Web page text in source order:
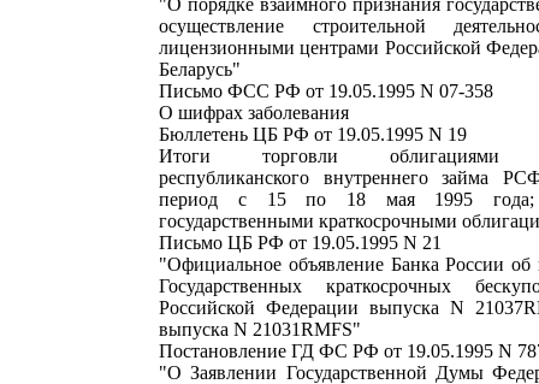
осуществление строительной
лицензионными центрами Российской
Беларусь"
Письмо ФСС РФ от 19.05.1995 N 07-358
О шифрах заболевания
Бюллетень ЦБ РФ от 19.05.1995 N 19
Итоги торговли облигациями
республиканского внутреннего займа
период с 15 по 18 мая 1995 года;
государственными краткосрочными
Письмо ЦБ РФ от 19.05.1995 N 21
"Официальное объявление Банка России об
Государственных краткосрочных
Российской Федерации выпуска N
выпуска N 21031RMFS"
Постановление ГД ФС РФ от 19.05.1995 N
"О Заявлении Государственной Думы